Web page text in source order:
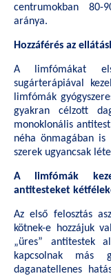
centrumokban
aránya.
Hozzáférés az
A limfómákat
sugárterápiával
limfómák
gyakran célzott
monoklonális
néha önmagában is
szerek ugyancsak
A limfómák
antitesteket
Az első felosztás
kötnek-e hozzájuk
„üres” antitestek
kapcsolnak más
daganatellenes